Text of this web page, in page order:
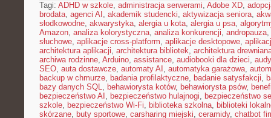
Tagi: ADHD w szkole, administracja serwerami, Adobe XD,
brodata, agenci AI , akademik studencki, aktywizacja seniora,
słodkowodne, akwarystyka, alergia u kota, alergia u psa,
Amazon, analiza kolorystyczna, analiza konkurencji, andropauza,
słuchowe, aplikacje cross-platform, aplikacje desktopowe,
architektura aplikacji, architektura bibliotek, architektura
archiwa rodzinne, Arduino, assistance, audiobooki dla dzieci,
SEO, auta dostawcze, automaty AI , automatyka garażowa,
backup w chmurze, badania profilaktyczne, badanie satysfakcji,
bazy danych SQL, behawiorysta kotów, behawiorysta psów,
bezpieczeństwo AI , bezpieczeństwo hulajnogi, bezpieczeństwo
szkole, bezpieczeństwo Wi-Fi, biblioteka szkolna, biblioteki
skórzane, buty sportowe, carsharing miejski, ceramidy, chatbot